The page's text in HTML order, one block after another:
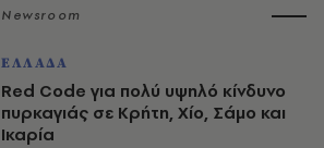
Newsroom
ΕΛΛΑΔΑ
Red Code για πολύ υψηλό κίνδυνο
πυρκαγιάς σε Κρήτη, Χίο, Σάμο και
Ικαρία